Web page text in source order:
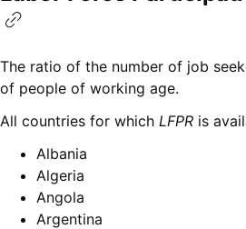
The ratio of the number of job
of people of working age.
All countries for which LFPR is
Albania
Algeria
Angola
Argentina